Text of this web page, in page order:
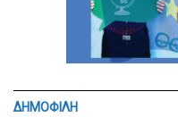
ΔΗΜΟΦΙΛΗ